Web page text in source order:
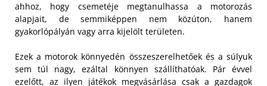
ahhoz, hogy csemetéje megtanulhassa a motorozás
alapjait, de semmiképpen nem közúton, hanem
gyakorlópályán vagy arra kijelölt területen.
Ezek a motorok könnyedén összeszerelhetőek és a súlyuk
sem túl nagy, ezáltal könnyen szállíthatóak. Pár évvel
ezelőtt, az ilyen játékok megvásárlása csak a gazdagok